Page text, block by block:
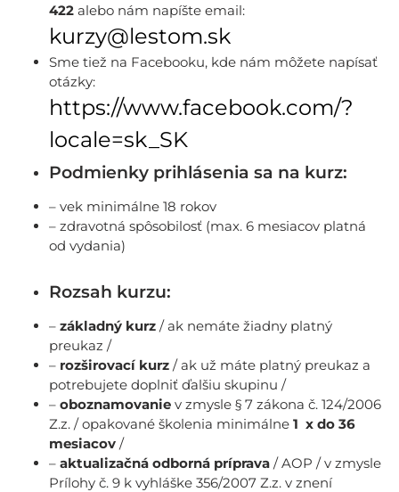
422 alebo nám napíšte email:
kurzy@lestom.sk
Sme tiež na Facebooku, kde nám môžete napísať
otázky:
https://www.facebook.com/?
locale=sk_SK
Podmienky prihlásenia sa na kurz:
– vek minimálne 18 rokov
– zdravotná spôsobilosť (max. 6 mesiacov platná
od vydania)
Rozsah kurzu:
– základný kurz / ak nemáte žiadny platný
preukaz /
– rozširovací kurz / ak už máte platný preukaz a
potrebujete doplniť ďalšiu skupinu /
– oboznamovanie v zmysle § 7 zákona č. 124/2006
Z.z. / opakované školenia minimálne 1 x do 36
mesiacov /
– aktualizačná odborná príprava / AOP / v zmysle
Prílohy č. 9 k vyhláške 356/2007 Z.z. v znení